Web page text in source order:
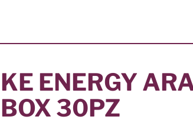
KE ENERGY
BOX 30PZ